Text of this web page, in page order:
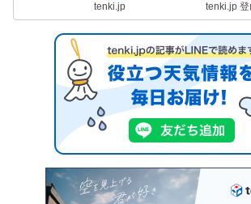
tenki.jp tenki.jp